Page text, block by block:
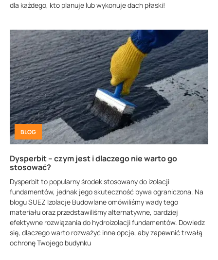
dla każdego, kto planuje lub wykonuje dach płaski!
BLOG
Dysperbit – czym jest i dlaczego nie warto go
stosować?
Dysperbit to popularny środek stosowany do izolacji
fundamentów, jednak jego skuteczność bywa ograniczona. Na
blogu SUEZ Izolacje Budowlane omówiliśmy wady tego
materiału oraz przedstawiliśmy alternatywne, bardziej
efektywne rozwiązania do hydroizolacji fundamentów. Dowiedz
się, dlaczego warto rozważyć inne opcje, aby zapewnić trwałą
ochronę Twojego budynku